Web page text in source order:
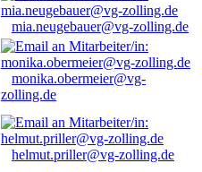
mia.neugebauer@vg-zolling.de
monika.obermeier@vg-
zolling.de
helmut.priller@vg-zolling.de